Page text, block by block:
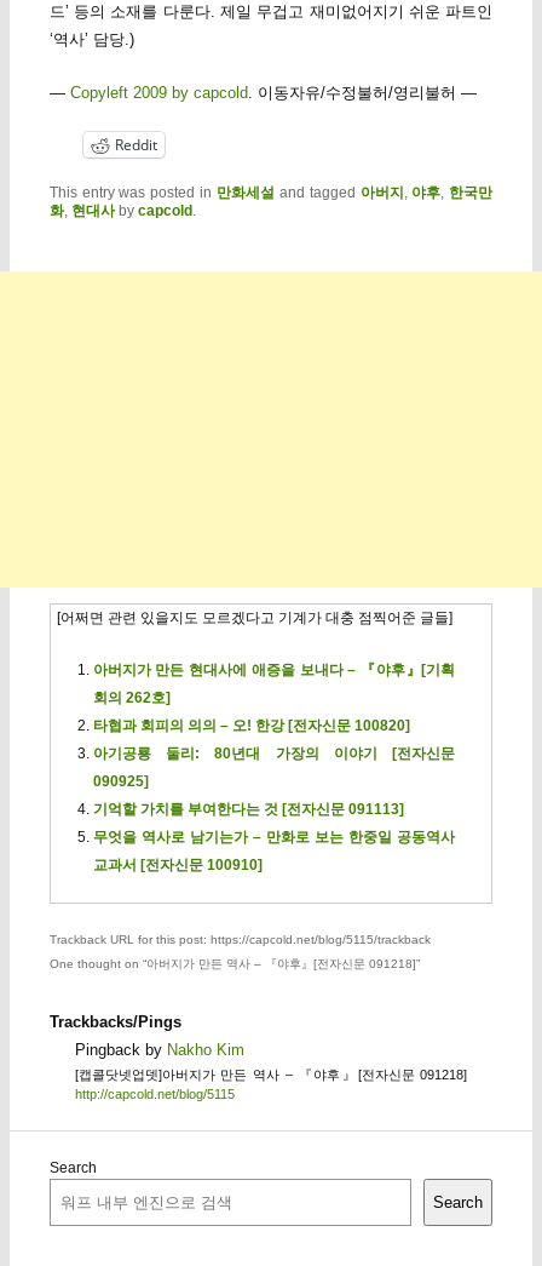
드’ 등의 소재를 다룬다. 제일 무겁고 재미없어지기 쉬운 파트인
‘역사’ 담당.)
— Copyleft 2009 by capcold . 이동자유/수정불허/영리불허 —
Reddit
This entry was posted in 만화세설 and tagged 아버지 , 야후, 한국만
화, 현대사by capcold .
[어쩌면 관련 있을지도 모르겠다고 기계가 대충 점찍어준 글들]
아버지가 만든 현대사에 애증을 보내다 – 『야후』[기획
회의 262호]
타협과 회피의 의의 – 오! 한강 [전자신문 100820]
아기공룡 둘리: 80년대 가장의 이야기 [전자신문
090925]
기억할 가치를 부여한다는 것 [전자신문 091113]
무엇을 역사로 남기는가 – 만화로 보는 한중일 공동역사
교과서 [전자신문 100910]
Trackback URL for this post: https://capcold.net/blog/5115/trackback
One thought on “아버지가 만든 역사 – 『야후』[전자신문 091218]”
Trackbacks/Pings
Pingback by Nakho Kim
[캡콜닷넷업뎃]아버지가 만든 역사 – 『야후』[전자신문 091218]
http://capcold.net/blog/5115
Search
Search